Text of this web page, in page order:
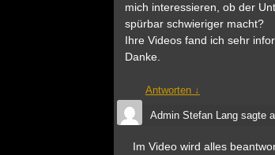
mich interessieren, ob der
spürbar schwieriger macht?
Ihre Videos fand ich sehr
Danke.
Antworten ↓
Admin Stefan Lang sagte
Im Video wird alles